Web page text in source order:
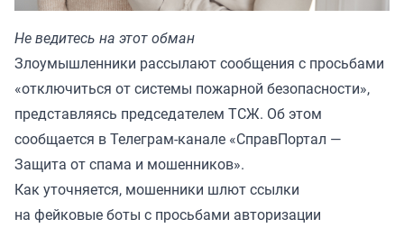
Не ведитесь на этот обман
Злоумышленники рассылают сообщения с просьбами
«отключиться от системы пожарной безопасности»,
представляясь председателем ТСЖ. Об этом
сообщается в Телеграм-канале «СправПортал —
Защита от спама и мошенников».
Как уточняется, мошенники шлют ссылки
на фейковые боты с просьбами авторизации